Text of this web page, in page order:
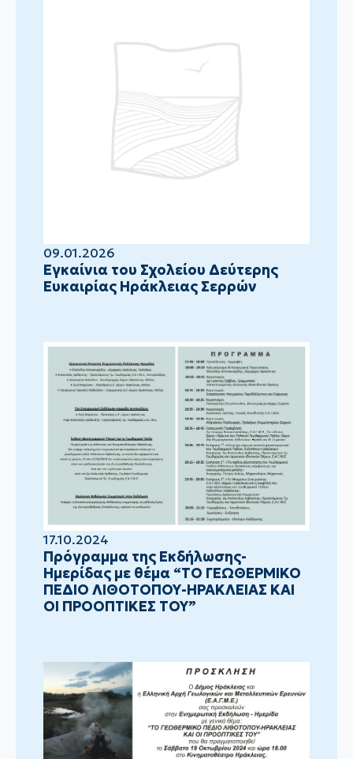
09.01.2026
Eγκαίνια του Σχολείου Δεύτερης
Ευκαιρίας Ηράκλειας Σερρών
17.10.2024
Πρόγραμμα της Εκδήλωσης-
Ημερίδας με θέμα “ΤΟ ΓΕΩΘΕΡΜΙΚΟ
ΠΕΔΙΟ ΛΙΘΟΤΟΠΟΥ-ΗΡΑΚΛΕΙΑΣ ΚΑΙ
ΟΙ ΠΡΟΟΠΤΙΚΕΣ ΤΟΥ”